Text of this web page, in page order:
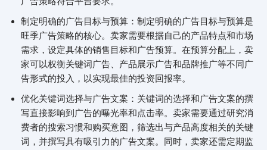
制定明确的广告目标与预算：制定明确的广告目标与预算是
旺季广告策略的核心。卖家需要根据自己的产品特点和市场
需求，设定具体的销售目标和广告预算。在预算分配上，卖
家可以权衡关键词广告、产品展示广告和品牌推广等不同广
告形式的投入，以实现最佳的投资回报率。
优化关键词选择与广告文案：关键词的选择和广告文案的撰
写直接影响到广告的曝光率和点击率。卖家需要通过研究消
费者的搜索习惯和购买意图，筛选出与产品高度相关的关键
词，并撰写具有吸引力的广告文案。同时，卖家还需定期监